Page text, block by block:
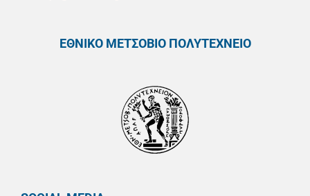
ΕΘΝΙΚΟ ΜΕΤΣΟΒΙΟ ΠΟΛΥΤΕΧΝΕΙΟ